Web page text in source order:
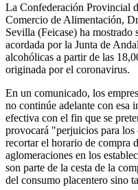
La Confederación Provincial
Comercio de Alimentación,
Sevilla (Feicase) ha
acordada por la Junta de
alcohólicas a partir de las
originada por el coronavirus.
En un comunicado, los
no continúe adelante con esa
efectiva con el fin que se
provocará "perjuicios para los
recortar el horario de compra
aglomeraciones en los
son parte de la cesta de la
del consumo placentero sino